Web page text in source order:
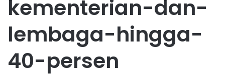
kementerian-dan-
lembaga-hingga-
40-persen